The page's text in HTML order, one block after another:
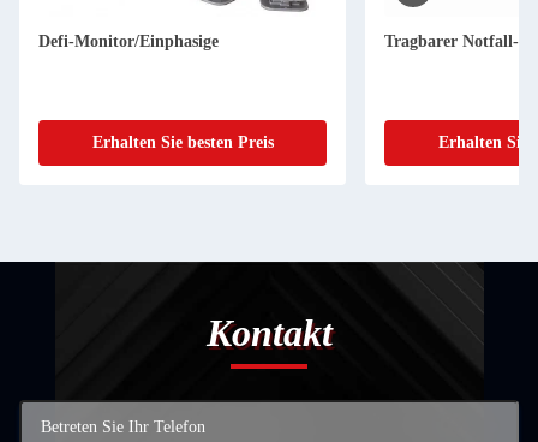
Defi-Monitor/Einphasige
Erhalten Sie besten Preis
Tragbarer Notfall-
Erhalten Sie
Kontakt